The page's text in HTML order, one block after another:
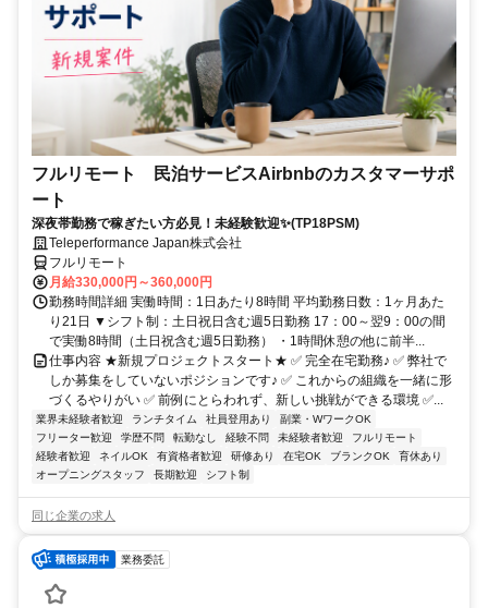
フルリモート 民泊サービスAirbnbのカスタマーサポ
ート
深夜帯勤務で稼ぎたい方必見！未経験歓迎✨(TP18PSM)
Teleperformance Japan株式会社
フルリモート
月給330,000円～360,000円
勤務時間詳細 実働時間：1日あたり8時間 平均勤務日数：1ヶ月あた
り21日 ▼シフト制：土日祝日含む週5日勤務 17：00～翌9：00の間
で実働8時間（土日祝含む週5日勤務） ・1時間休憩の他に前半...
仕事内容 ★新規プロジェクトスタート★ ✅ 完全在宅勤務♪ ✅ 弊社で
しか募集をしていないポジションです♪ ✅ これからの組織を一緒に形
づくるやりがい ✅ 前例にとらわれず、新しい挑戦ができる環境 ✅...
業界未経験者歓迎 ランチタイム 社員登用あり
副業・WワークOK
フリーター歓迎
学歴不問 転勤なし 経験不問 未経験者歓迎
フルリモート
経験者歓迎
ネイルOK 有資格者歓迎 研修あり 在宅OK ブランクOK
育休あり
オープニングスタッフ
長期歓迎 シフト制
同じ企業の求人
業務委託